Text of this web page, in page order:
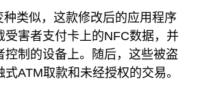
种类似，这款修改后的应用程序
受害者支付卡上的NFC数据，并
控制的设备上。随后，这些被盗
ATM取款和未经授权的交易。